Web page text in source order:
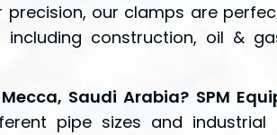
precision, our clamps are
construction, oil &
Saudi Arabia? SPM
pipe sizes and industrial